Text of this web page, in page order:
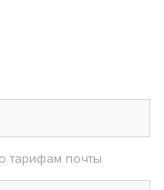
тарифам почты